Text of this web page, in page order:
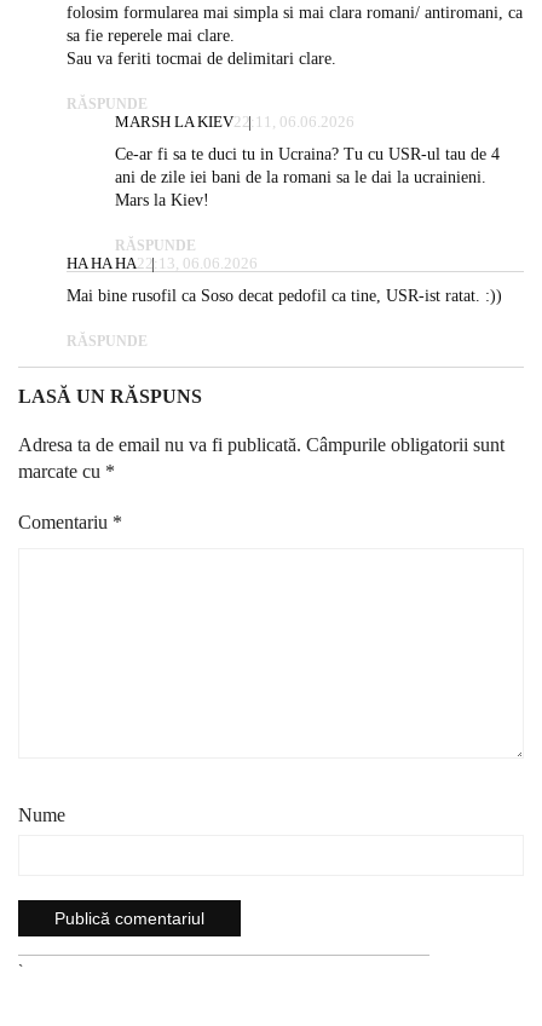
folosim formularea mai simpla si mai clara romani/ antiromani, ca
sa fie reperele mai clare.
Sau va feriti tocmai de delimitari clare.
RĂSPUNDE
MARSH LA KIEV22:11, 06.06.2026
Ce-ar fi sa te duci tu in Ucraina? Tu cu USR-ul tau de 4
ani de zile iei bani de la romani sa le dai la ucrainieni.
Mars la Kiev!
RĂSPUNDE
HA HA HA22:13, 06.06.2026
Mai bine rusofil ca Soso decat pedofil ca tine, USR-ist ratat. :))
RĂSPUNDE
LASĂ UN RĂSPUNS
Adresa ta de email nu va fi publicată. Câmpurile obligatorii sunt
marcate cu *
Comentariu *
Nume
`